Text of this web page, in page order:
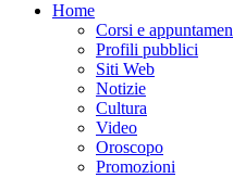
Home
Corsi e
Profili pubblici
Siti Web
Notizie
Cultura
Video
Oroscopo
Promozioni